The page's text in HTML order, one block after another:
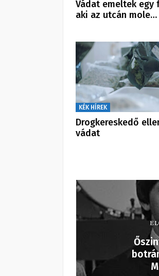
Vádat emeltek egy
aki az utcán mole…
KÉK HÍREK
Drogkereskedő
vádat